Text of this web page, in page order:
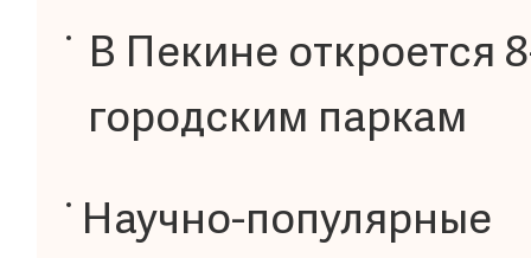
В Пекине откроется
городским паркам
Научно-популярные